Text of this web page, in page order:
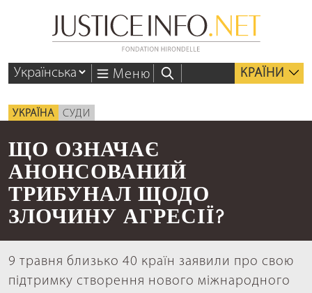
Меню КРАЇНИ
УКРАЇНА СУДИ
ЩО ОЗНАЧАЄ
АНОНСОВАНИЙ
ТРИБУНАЛ ЩОДО
ЗЛОЧИНУ АГРЕСІЇ?
9 травня близько 40 країн заявили про свою
підтримку створення нового міжнародного